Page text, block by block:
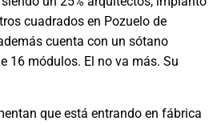
cuadrados en Pozuelo de
cuenta con un sótano
16 módulos. El no va más. Su
que está entrando en fábrica